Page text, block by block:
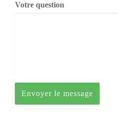
Votre question